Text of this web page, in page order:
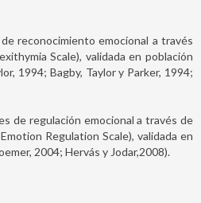
reconocimiento emocional a través
Scale), validada en población
1994; Bagby, Taylor y Parker, 1994;
de regulación emocional a través de
Regulation Scale), validada en
2004; Hervás y Jodar,2008).